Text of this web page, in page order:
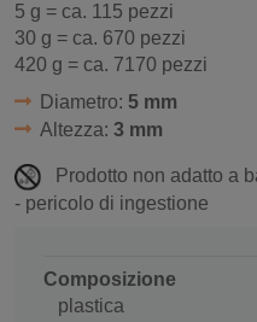
5 g = ca. 115 pezzi
30 g = ca. 670 pezzi
420 g = ca. 7170 pezzi
Diametro: 5 mm
Altezza: 3 mm
Prodotto non adatto a
- pericolo di ingestione
Composizione
plastica